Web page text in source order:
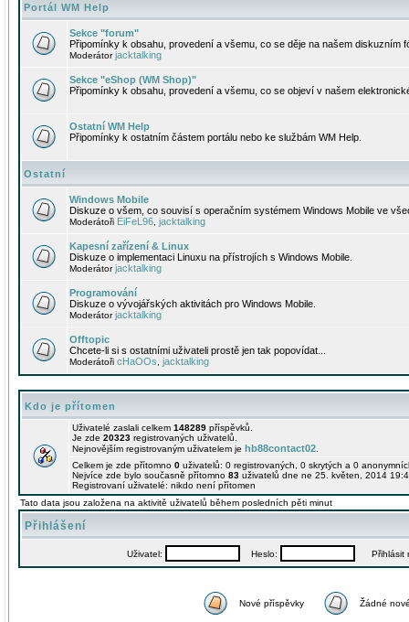
Portál WM Help
Sekce "forum"
Připomínky k obsahu, provedení a všemu, co se děje na našem diskuzním
Moderátorjacktalking
Sekce "eShop (WM Shop)"
Připomínky k obsahu, provedení a všemu, co se objeví v našem
Ostatní WM Help
Připomínky k ostatním částem portálu nebo ke službám WM Help.
Ostatní
Windows Mobile
Diskuze o všem, co souvisí s operačním systémem Windows Mobile ve
Moderátoři EiFeL96 jacktalking
Kapesní zařízení & Linux
Diskuze o implementaci Linuxu na přístrojích s Windows Mobile.
Moderátorjacktalking
Programování
Diskuze o vývojářských aktivitách pro Windows Mobile.
Moderátorjacktalking
Offtopic
Chcete-li si s ostatními uživateli prostě jen tak popovídat...
Moderátoři cHaOOs jacktalking
Kdo je přítomen
Uživatelé zaslali celkem 148289 příspěvků.
Je zde 20323 registrovaných uživatelů.
Nejnovějším registrovaným uživatelem je hb88contact02
Celkem je zde přítomno 0 uživatelů: 0 registrovaných, 0 skrytých a 0
Nejvíce zde bylo současně přítomno 83 uživatelů dne ne 25. květen, 2014
Registrovaní uživatelé: nikdo není přítomen
Tato data jsou založena na aktivitě uživatelů během posledních pěti minut
Přihlášení
Uživatel: Heslo: Přihlásit
Nové příspěvky Žádné